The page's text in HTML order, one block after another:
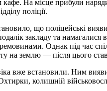
кафе. На місце прибули
поліції.
що поліцейські
закладу та намагалися
Однак під час
на землю — після цього
вже встановили. Ним
колишній